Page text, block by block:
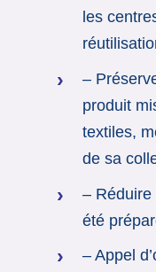
les
–
produit
textiles,
de sa
– Réduire
été
– Appel